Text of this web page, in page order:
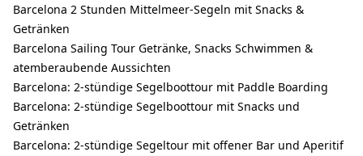
Barcelona 2 Stunden Mittelmeer-Segeln mit Snacks &
Getränken
Barcelona Sailing Tour Getränke, Snacks Schwimmen &
atemberaubende Aussichten
Barcelona: 2-stündige Segelboottour mit Paddle Boarding
Barcelona: 2-stündige Segelboottour mit Snacks und
Getränken
Barcelona: 2-stündige Segeltour mit offener Bar und Aperitif